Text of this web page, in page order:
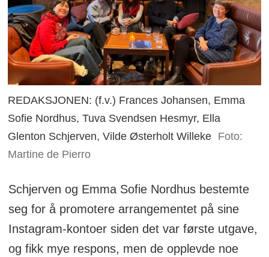
REDAKSJONEN: (f.v.) Frances Johansen, Emma
Sofie Nordhus, Tuva Svendsen Hesmyr, Ella
Glenton Schjerven, Vilde Østerholt Willeke Foto:
Martine de Pierro
Schjerven og Emma Sofie Nordhus bestemte
seg for å promotere arrangementet på sine
Instagram-kontoer siden det var første utgave,
og fikk mye respons, men de opplevde noe